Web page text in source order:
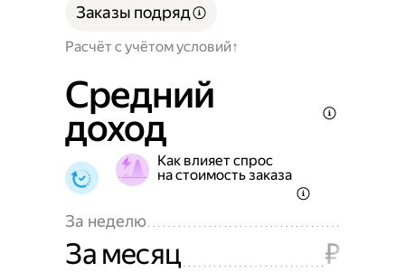
Расчёт с учётом условий
Заказы подряд
Средний
доход
Как влияет спрос
на стоимость заказа
За неделю
За месяц ₽